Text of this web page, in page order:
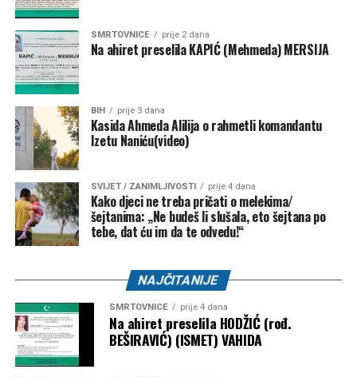
SMRTOVNICE prije 2 dana
Na ahiret preselila KAPIĆ (Mehmeda) MERSIJA
BIH prije 3 dana
Kasida Ahmeda Alilija o rahmetli komandantu
Izetu Naniću(video)
SVIJET / ZANIMLJIVOSTI prije 4 dana
Kako djeci ne treba pričati o melekima/
šejtanima: „Ne budeš li slušala, eto šejtana po
tebe, dat ću im da te odvedu!“
NAJČITANIJE
SMRTOVNICE prije 4 dana
Na ahiret preselila HODŽIĆ (rođ.
BEŠIRAVIĆ) (ISMET) VAHIDA